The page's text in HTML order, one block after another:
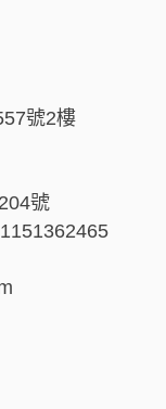
號2樓
號